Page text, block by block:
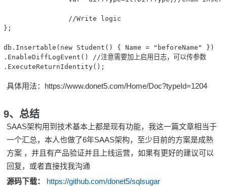
                //Write logic
};
db.Insertable(new Student() { Name = "beforeName" })
.EnableDiffLogEvent() //注意需要加上启用日志，可以传参数
.ExecuteReturnIdentity();
具体用法： https://www.donet5.com/Home/Doc?typeId=1204
9、总结
SAAS架构用到技术基本上都是现有功能，我这一篇文章相当于
一个汇总，本人也做了6年SAAS架构，至少目前的方案是成熟
方案 ，并且有产品验证并且上线运营，如果有更好的建议可以
回复，或者直接找我沟通
源码下载：
https://github.com/donet5/sqlsugar